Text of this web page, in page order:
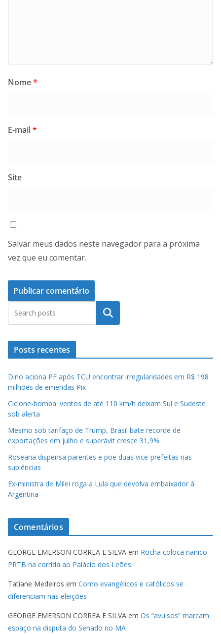
Nome*
E-mail*
Site
Salvar meus dados neste navegador para a próxima
vez que eu comentar.
Pesquisar
Posts recentes
Dino aciona PF após TCU encontrar irregularidades em R$ 198
milhões de emendas Pix
Ciclone-bomba: ventos de até 110 km/h deixam Sul e Sudeste
sob alerta
Mesmo sob tarifaço de Trump, Brasil bate recorde de
exportações em julho e superávit cresce 31,9%
Roseana dispensa parentes e põe duas vice-prefeitas nas
suplências
Ex-ministra de Milei roga a Lula que devolva embaixador à
Argentina
Comentários
GEORGE EMERSON CORREA E SILVA em Rocha coloca nanico
PRTB na corrida ao Palácio dos Leões
Tatiane Medeiros em Como evangélicos e católicos se
diferenciam nas eleições
GEORGE EMERSON CORREA E SILVA em Os “avulsos” marcam
espaço na disputa do Senado no MA